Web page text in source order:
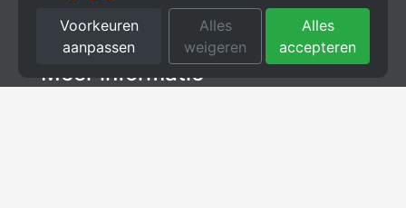
Voorkeuren
aanpassen
Alles
weigeren
Alles
accepteren
Energie Management Systeem (EMS)
Meer informatie